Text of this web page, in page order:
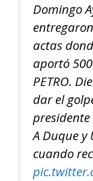
Domingo
entregaron
actas
aportó
PETRO.
dar el
presidente
A Duque y
cuando